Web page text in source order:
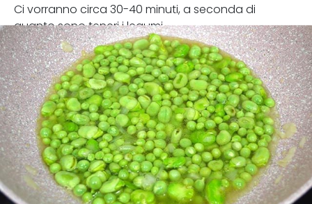
Ci vorranno circa 30-40 minuti, a seconda di
quanto sono teneri i legumi.